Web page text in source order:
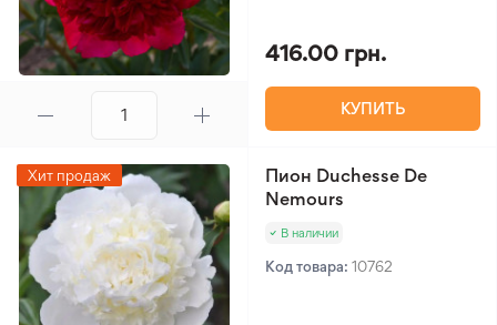
416.00 грн.
КУПИТЬ
Хит продаж
Пион Duchesse De
Nemours
В наличии
Код товара: 10762